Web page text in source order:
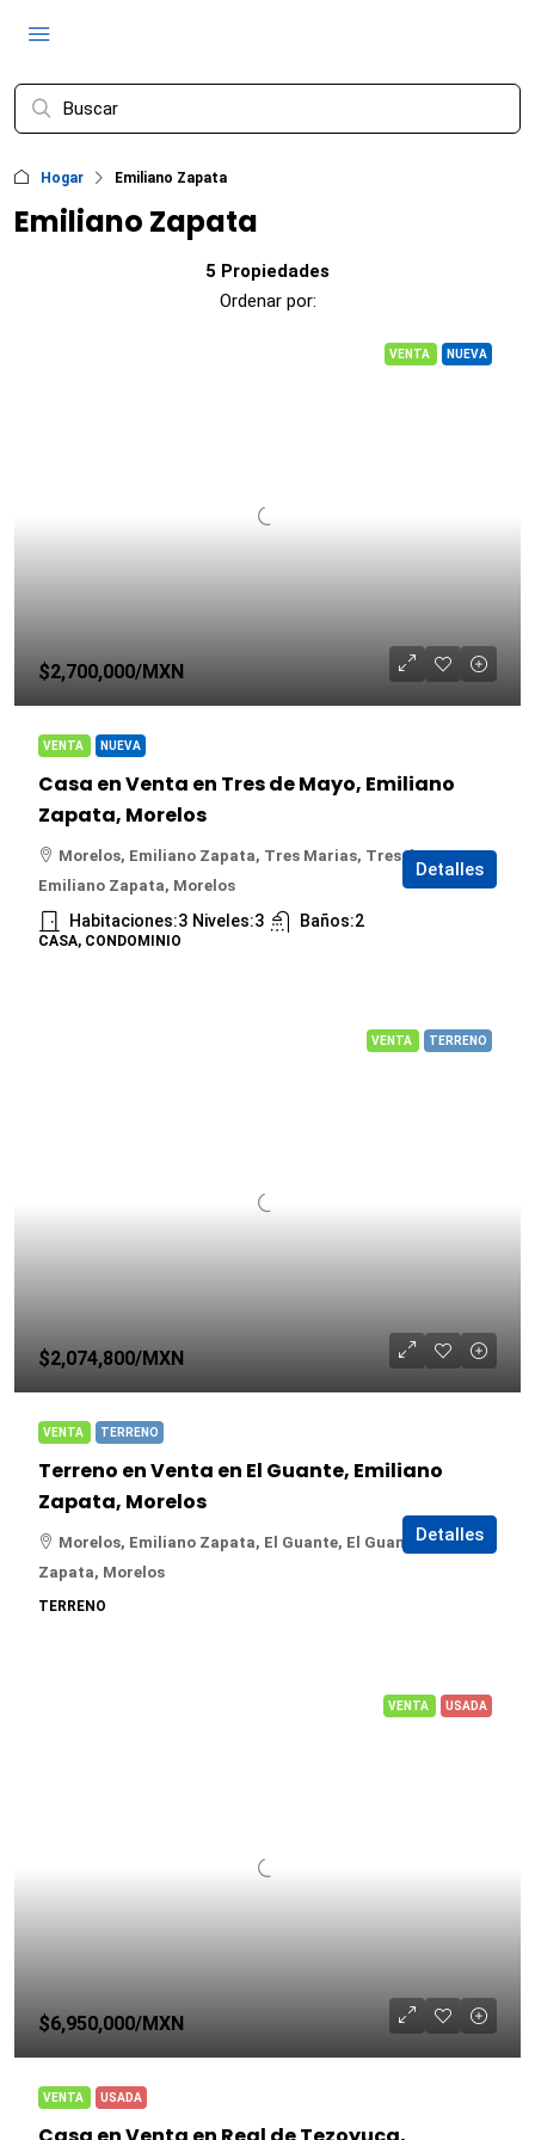
Hogar Emiliano Zapata
Emiliano Zapata
5 Propiedades
Ordenar por:
VENTA NUEVA
$2,700,000/MXN
VENTA NUEVA
Casa en Venta en Tres de Mayo, Emiliano
Zapata, Morelos
Morelos, Emiliano Zapata, Tres Marias, Tres de Mayo,
Emiliano Zapata, Morelos
Habitaciones:3 Niveles:3 Baños:2
CASA, CONDOMINIO
Detalles
VENTA TERRENO
$2,074,800/MXN
VENTA TERRENO
Terreno en Venta en El Guante, Emiliano
Zapata, Morelos
Morelos, Emiliano Zapata, El Guante, El Guante, Emiliano
Zapata, Morelos
TERRENO
Detalles
VENTA USADA
$6,950,000/MXN
VENTA USADA